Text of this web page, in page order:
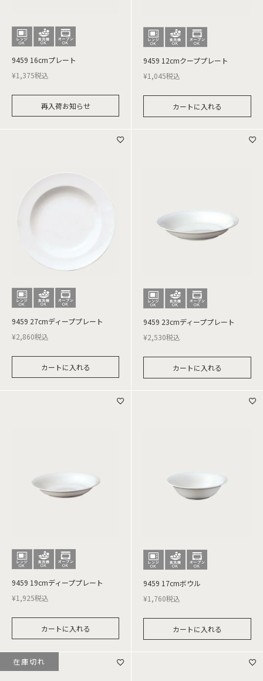
9459 16cmプレート
¥1,375税込
再入荷お知らせ
9459 12cmクーププレート
¥1,045税込
カートに入れる
9459 27cmディーププレート
¥2,860税込
カートに入れる
9459 23cmディーププレート
¥2,530税込
カートに入れる
9459 19cmディーププレート
¥1,925税込
カートに入れる
9459 17cmボウル
¥1,760税込
カートに入れる
在庫切れ